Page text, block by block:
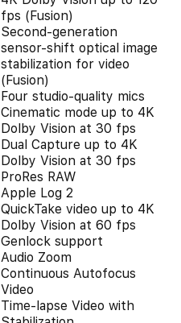
fps (Fusion)
Second‑generation
sensor‑shift optical image
stabilization for video
(Fusion)
Four studio-quality mics
Cinematic mode up to 4K
Dolby Vision at 30 fps
Dual Capture up to 4K
Dolby Vision at 30 fps
ProRes RAW
Apple Log 2
QuickTake video up to 4K
Dolby Vision at 60 fps
Genlock support
Audio Zoom
Continuous Autofocus
Video
Time-lapse Video with